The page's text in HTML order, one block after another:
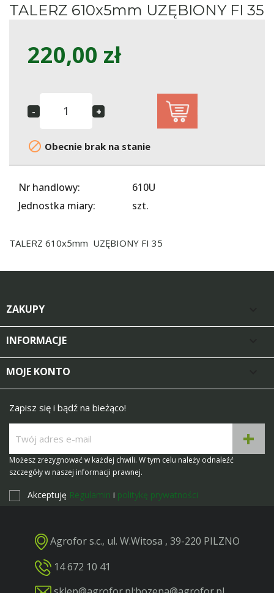
TALERZ 610x5mm UZĘBIONY FI 35
220,00 zł
 Obecnie brak na stanie
Nr handlowy:
610U
Jednostka miary:
szt.
TALERZ 610x5mm UZĘBIONY FI 35
ZAKUPY
INFORMACJE
MOJE KONTO
Zapisz się i bądź na bieżąco!
Możesz zrezygnować w każdej chwili. W tym celu należy odnaleźć
szczegóły w naszej informacji prawnej.
Akceptuję Regulamin i politykę prywatności
Agrofor s.c., ul. W.Witosa , 39-220 PILZNO
14 672 10 41